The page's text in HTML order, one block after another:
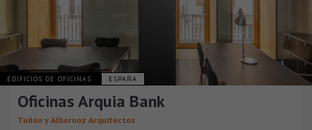
EDIFICIOS DE OFICINAS ESPAÑA
Oficinas Arquia Bank
Tuñón y Albornoz Arquitectos